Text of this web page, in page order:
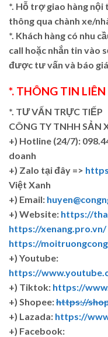
*. Hỗ trợ giao hàng nội
thông qua chành xe/
*. Khách hàng có nhu
call hoặc nhắn tin vào
được tư vấn và báo
*. THÔNG TIN LIÊN
*. TƯ VẤN TRỰC TIẾP
CÔNG TY TNHH SẢN
+) Hotline (24/7):
doanh
+) Zalo tại đây =>
Việt Xanh
+) Email:
+) Website: https://
https://xenang.pro.vn/
https://
+) Youtube:
https://
+) Tiktok: https://
+) Shopee:https://
+) Lazada: https://
+) Facebook: